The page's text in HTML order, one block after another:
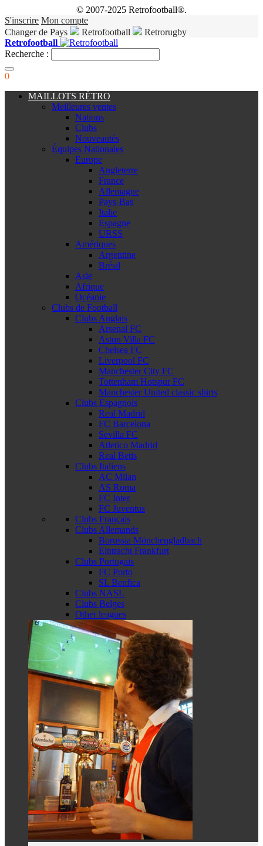
© 2007-2025 Retrofootball®.
S'inscrire Mon compte
Changer de Pays
Retrofootball
Retrorugby
Retrofootball
Recherche :
0
MAILLOTS RÉTRO
Meilleures ventes
Nations
Clubs
Nouveautés
Équipes Nationales
Europe
Angleterre
France
Allemagne
Pays-Bas
Italie
Espagne
URSS
Amériques
Argentine
Brésil
Asie
Afrique
Océanie
Clubs de Football
Clubs Anglais
Arsenal FC
Aston Villa FC
Chelsea FC
Liverpool FC
Manchester City FC
Tottenham Hotspur FC
Manchester United classic shirts
Clubs Espagnols
Real Madrid
FC Barcelona
Sevilla FC
Atletico Madrid
Real Betis
Clubs Italiens
AC Milan
AS Roma
FC Inter
FC Juventus
Clubs Français
Clubs Allemands
Borussia Mönchengladbach
Eintracht Frankfurt
Clubs Portugais
FC Porto
SL Benfica
Clubs NASL
Clubs Belges
Other leagues